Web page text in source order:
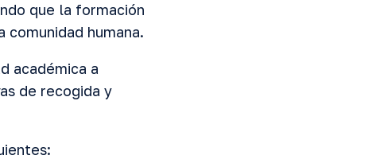
que la formación
humana.
académica a
de recogida y